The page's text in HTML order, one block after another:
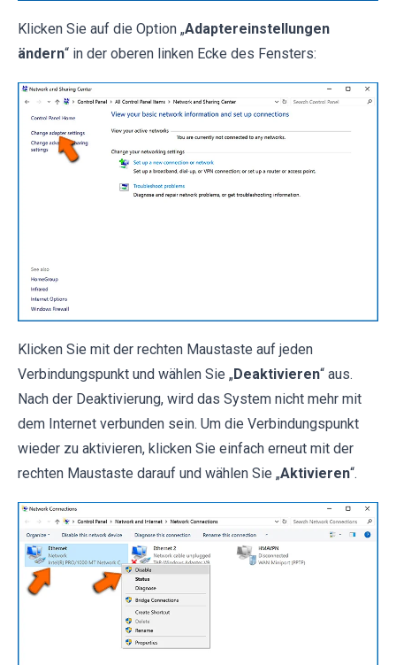
Klicken Sie auf die Option „Adaptereinstellungen
ändern“ in der oberen linken Ecke des Fensters:
Klicken Sie mit der rechten Maustaste auf jeden
Verbindungspunkt und wählen Sie „Deaktivieren“ aus.
Nach der Deaktivierung, wird das System nicht mehr mit
dem Internet verbunden sein. Um die Verbindungspunkt
wieder zu aktivieren, klicken Sie einfach erneut mit der
rechten Maustaste darauf und wählen Sie „Aktivieren“.